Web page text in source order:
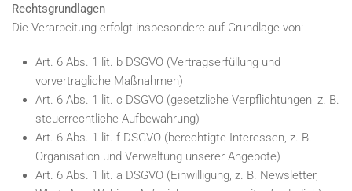
Rechtsgrundlagen
Die Verarbeitung erfolgt insbesondere auf Grundlage von:
Art. 6 Abs. 1 lit. b DSGVO (Vertragserfüllung und
vorvertragliche Maßnahmen)
Art. 6 Abs. 1 lit. c DSGVO (gesetzliche Verpflichtungen, z. B.
steuerrechtliche Aufbewahrung)
Art. 6 Abs. 1 lit. f DSGVO (berechtigte Interessen, z. B.
Organisation und Verwaltung unserer Angebote)
Art. 6 Abs. 1 lit. a DSGVO (Einwilligung, z. B. Newsletter,